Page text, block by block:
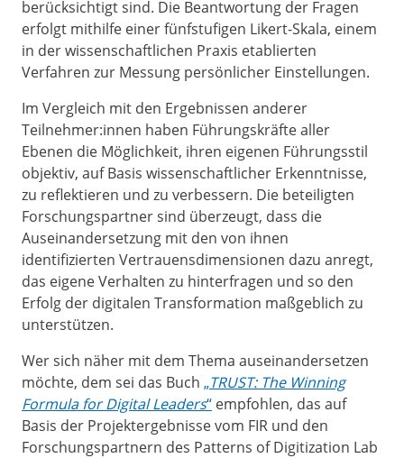
berücksichtigt sind. Die Beantwortung der Fragen
erfolgt mithilfe einer fünfstufigen Likert-Skala, einem
in der wissenschaftlichen Praxis etablierten
Verfahren zur Messung persönlicher Einstellungen.
Im Vergleich mit den Ergebnissen anderer
Teilnehmer:innen haben Führungskräfte aller
Ebenen die Möglichkeit, ihren eigenen Führungsstil
objektiv, auf Basis wissenschaftlicher Erkenntnisse,
zu reflektieren und zu verbessern. Die beteiligten
Forschungspartner sind überzeugt, dass die
Auseinandersetzung mit den von ihnen
identifizierten Vertrauensdimensionen dazu anregt,
das eigene Verhalten zu hinterfragen und so den
Erfolg der digitalen Transformation maßgeblich zu
unterstützen.
Wer sich näher mit dem Thema auseinandersetzen
möchte, dem sei das Buch „TRUST: The Winning
Formula for Digital Leaders“ empfohlen, das auf
Basis der Projektergebnisse vom FIR und den
Forschungspartnern des Patterns of Digitization Lab